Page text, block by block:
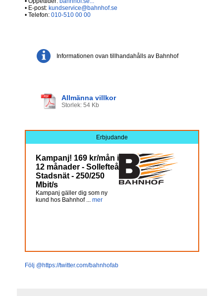
• E-post: kundservice@bahnhof.se
• Telefon: 010-510 00 00
Informationen ovan tillhandahålls av Bahnhof
Allmänna villkor
Storlek: 54 Kb
Erbjudande
Kampanj! 169 kr/mån i
12 månader - Sollefteå
Stadsnät - 250/250
Mbit/s
Kampanj gäller dig som ny
kund hos Bahnhof ... mer
Följ @https://twitter.com/bahnhofab